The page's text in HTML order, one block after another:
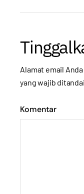
Alamat email
yang wajib
Komentar